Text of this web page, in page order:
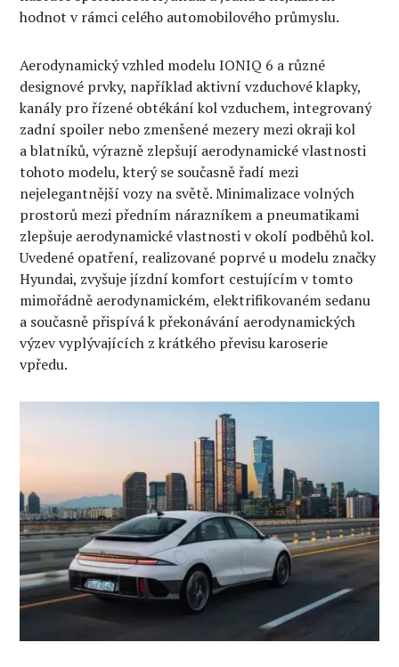
hodnot v rámci celého automobilového průmyslu.
Aerodynamický vzhled modelu IONIQ 6 a různé
designové prvky, například aktivní vzduchové klapky,
kanály pro řízené obtékání kol vzduchem, integrovaný
zadní spoiler nebo zmenšené mezery mezi okraji kol
a blatníků, výrazně zlepšují aerodynamické vlastnosti
tohoto modelu, který se současně řadí mezi
nejelegantnější vozy na světě. Minimalizace volných
prostorů mezi předním nárazníkem a pneumatikami
zlepšuje aerodynamické vlastnosti v okolí podběhů kol.
Uvedené opatření, realizované poprvé u modelu značky
Hyundai, zvyšuje jízdní komfort cestujícím v tomto
mimořádně aerodynamickém, elektrifikovaném sedanu
a současně přispívá k překonávání aerodynamických
výzev vyplývajících z krátkého převisu karoserie
vpředu.